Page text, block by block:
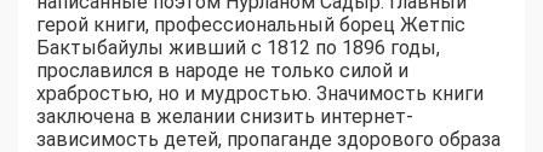
герой книги, профессиональный борец Жетпіс
Бактыбайулы живший с 1812 по 1896 годы,
прославился в народе не только силой и
храбростью, но и мудростью. Значимость книги
заключена в желании снизить интернет-
зависимость детей, пропаганде здорового образа